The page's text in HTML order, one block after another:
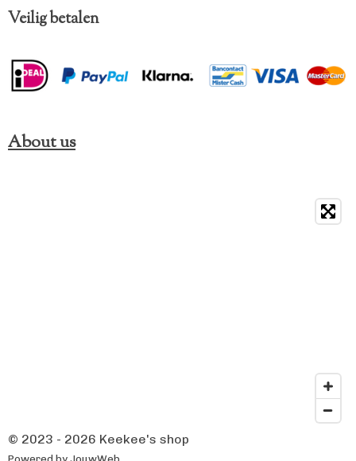
Veilig betalen
About us
© 2023 - 2026 Keekee's shop